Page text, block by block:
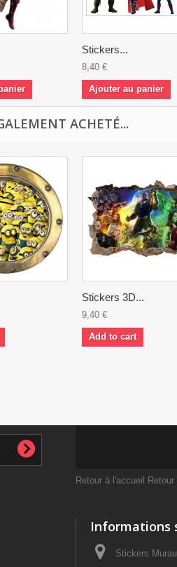
Stickers...
8,40 €
Ajouter au panier
ACHETÉ...
Stickers 3D...
9,40 €
Add to cart
Retour à l'accueil
Informations
Stickers